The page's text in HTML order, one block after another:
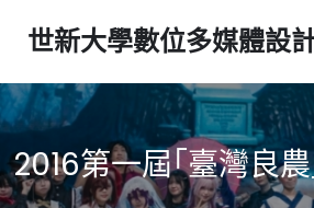
世新大學數位多媒體設
2016第一屆｢臺灣良